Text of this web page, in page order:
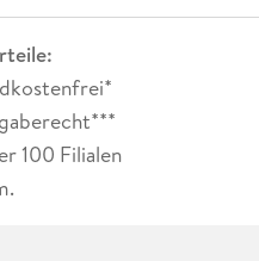
100 Filialen